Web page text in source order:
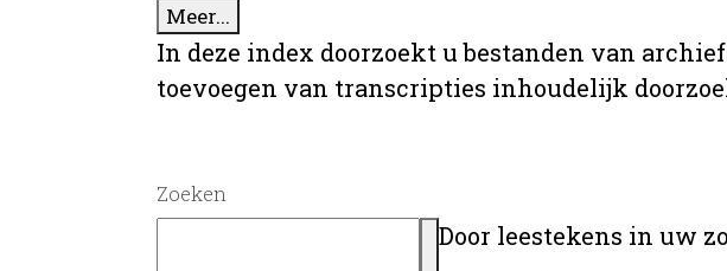
Meer...
In deze index doorzoekt u bestanden van
toevoegen van transcripties inhoudelijk
Zoeken
Door leestekens in uw